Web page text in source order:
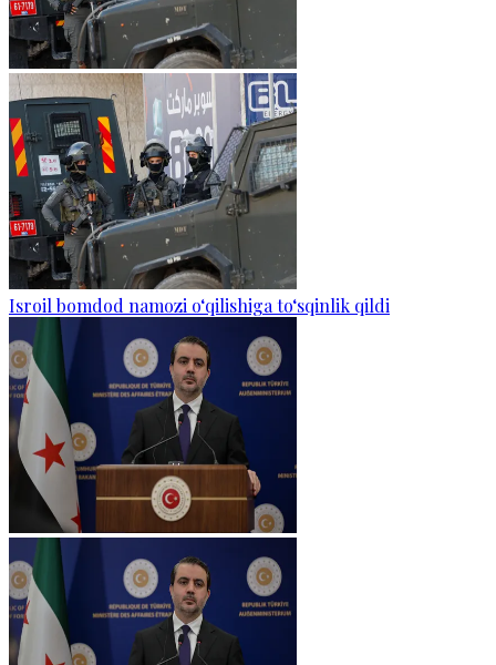
Isroil bomdod namozi o‘qilishiga to‘sqinlik qildi